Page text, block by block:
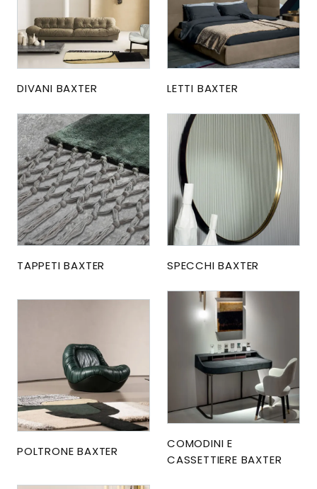
DIVANI BAXTER LETTI BAXTER
TAPPETI BAXTER SPECCHI BAXTER
POLTRONE BAXTER
COMODINI E
CASSETTIERE BAXTER